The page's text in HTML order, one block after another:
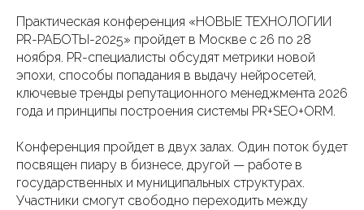
Практическая конференция «НОВЫЕ ТЕХНОЛОГИИ
PR-РАБОТЫ-2025» пройдет в Москве с 26 по 28
ноября. PR-специалисты обсудят метрики новой
эпохи, способы попадания в выдачу нейросетей,
ключевые тренды репутационного менеджмента 2026
года и принципы построения системы PR+SEO+ORM.
Конференция пройдет в двух залах. Один поток будет
посвящен пиару в бизнесе, другой — работе в
государственных и муниципальных структурах.
Участники смогут свободно переходить между